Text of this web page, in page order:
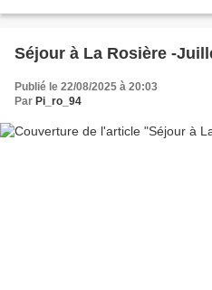
Séjour à La Rosière -
Publié le 22/08/2025 à 20:03
Par Pi_ro_94